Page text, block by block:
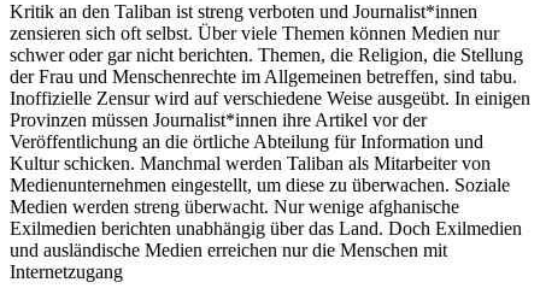
Kritik an den Taliban ist streng verboten und Journalist*innen
zensieren sich oft selbst. Über viele Themen können Medien nur
schwer oder gar nicht berichten. Themen, die Religion, die Stellung
der Frau und Menschenrechte im Allgemeinen betreffen, sind tabu.
Inoffizielle Zensur wird auf verschiedene Weise ausgeübt. In einigen
Provinzen müssen Journalist*innen ihre Artikel vor der
Veröffentlichung an die örtliche Abteilung für Information und
Kultur schicken. Manchmal werden Taliban als Mitarbeiter von
Medienunternehmen eingestellt, um diese zu überwachen. Soziale
Medien werden streng überwacht. Nur wenige afghanische
Exilmedien berichten unabhängig über das Land. Doch Exilmedien
und ausländische Medien erreichen nur die Menschen mit
Internetzugang